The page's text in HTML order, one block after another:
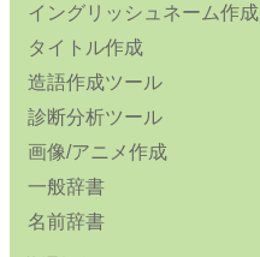
イングリッシュネーム作成
タイトル作成
造語作成ツール
診断分析ツール
画像/アニメ作成
一般辞書
名前辞書